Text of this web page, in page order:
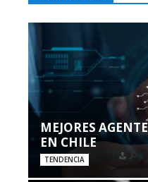
MEJORES
EN CHILE
TENDENCIA